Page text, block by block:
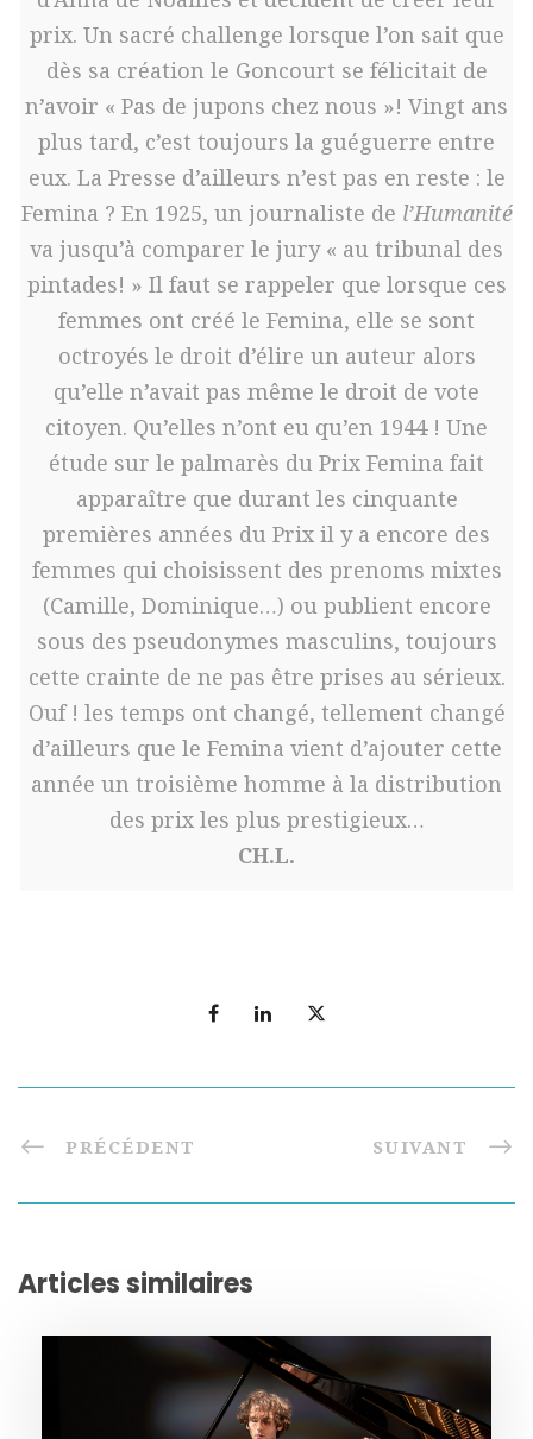
prix. Un sacré challenge lorsque l’on sait que
dès sa création le Goncourt se félicitait de
n’avoir « Pas de jupons chez nous »! Vingt ans
plus tard, c’est toujours la guéguerre entre
eux. La Presse d’ailleurs n’est pas en reste : le
Femina ? En 1925, un journaliste de l’Humanité
va jusqu’à comparer le jury « au tribunal des
pintades! » Il faut se rappeler que lorsque ces
femmes ont créé le Femina, elle se sont
octroyés le droit d’élire un auteur alors
qu’elle n’avait pas même le droit de vote
citoyen. Qu’elles n’ont eu qu’en 1944 ! Une
étude sur le palmarès du Prix Femina fait
apparaître que durant les cinquante
premières années du Prix il y a encore des
femmes qui choisissent des prenoms mixtes
(Camille, Dominique…) ou publient encore
sous des pseudonymes masculins, toujours
cette crainte de ne pas être prises au sérieux.
Ouf ! les temps ont changé, tellement changé
d’ailleurs que le Femina vient d’ajouter cette
année un troisième homme à la distribution
des prix les plus prestigieux…
CH.L.
PRÉCÉDENT SUIVANT
Articles similaires